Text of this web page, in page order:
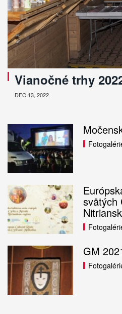
Vianočné trhy
DEC 13, 2022
svätých
GM